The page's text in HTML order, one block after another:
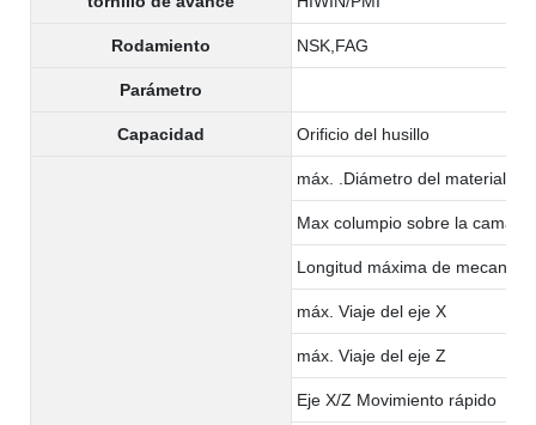
Rodamiento NSK,FAG
Parámetro
Capacidad Orificio del husillo
máx. .Diámetro del material:
Max columpio sobre la cama
Longitud máxima de
máx. Viaje del eje X
máx. Viaje del eje Z
Eje X/Z Movimiento rápido